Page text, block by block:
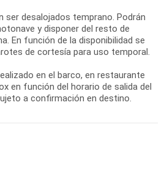
ser desalojados temprano. Podrán
y disponer del resto de
En función de la disponibilidad se
de cortesía para uso temporal.
en el barco, en restaurante
en función del horario de salida del
a confirmación en destino.